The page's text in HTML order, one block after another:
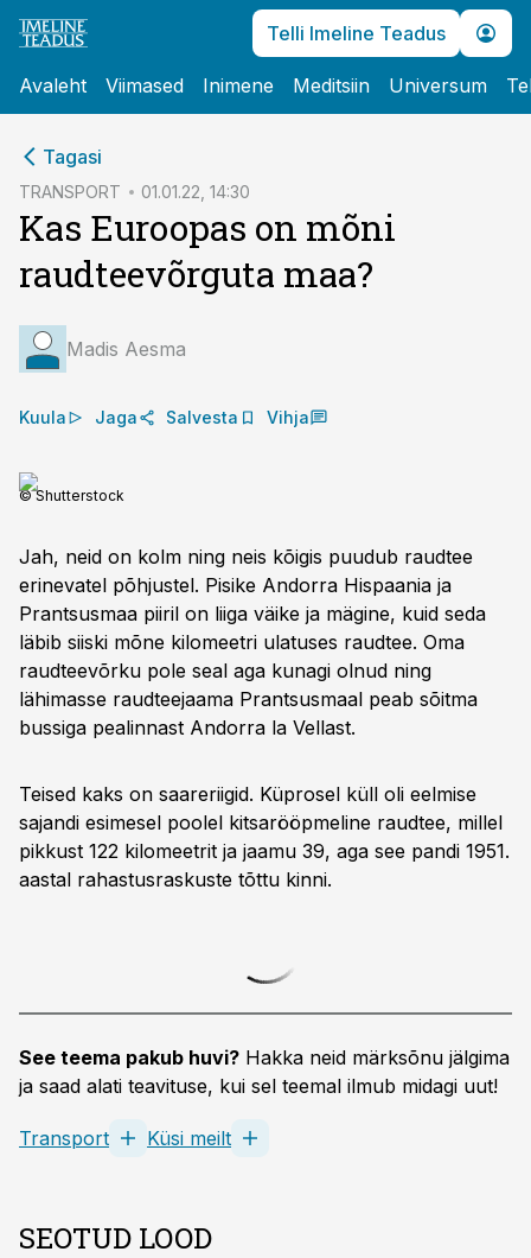
Telli Imeline Teadus
Avaleht Viimased Inimene Meditsiin Universum
Tagasi
TRANSPORT 01.01.22, 14:30
Kas Euroopas on mõni
raudteevõrguta maa?
Madis Aesma
Kuula Jaga Salvesta Vihja
© Shutterstock
Jah, neid on kolm ning neis kõigis puudub raudtee
erinevatel põhjustel. Pisike Andorra Hispaa­nia ja
Prantsusmaa piiril on liiga väike ja mägine, kuid seda
läbib siiski mõne kilomeetri ulatuses raudtee. Oma
raudteevõrku pole seal aga kunagi olnud ning
lähimasse raudteejaama Prantsusmaal peab sõitma
bussiga pealinnast Andorra la Vellast.
Teised kaks on saareriigid. Küprosel küll oli eelmise
sajandi esimesel poolel kitsarööpmeline raudtee, millel
pikkust 122 kilomeetrit ja jaamu 39, aga see pandi 1951.
aastal rahastusraskuste tõttu kinni.
See teema pakub huvi? Hakka neid märksõnu jälgima
ja saad alati teavituse, kui sel teemal ilmub midagi uut!
Transport Küsi meilt
SEOTUD LOOD